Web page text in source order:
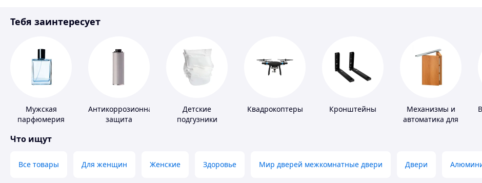
Инструмент
Тебя заинтересует
Мужская
парфюмерия
Антикоррозионная
защита
Детские
подгузники
Квадрокоптеры Кронштейны
Механизмы и
автоматика для
Что ищут
Все товары Для женщин Женские Здоровье Мир дверей межкомнатные двери Двери